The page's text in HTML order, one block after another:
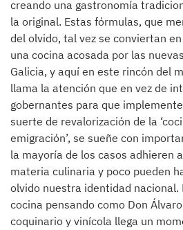
creando una gastronomía
la original. Estas fórmulas, que
del olvido, tal vez se conviertan
una cocina acosada por las
Galicia, y aquí en este rincón del
llama la atención que en vez de
gobernantes para que
suerte de revalorización de la
emigración’, se sueñe con
la mayoría de los casos adhieren
materia culinaria y poco pueden
olvido nuestra identidad nacional.
cocina pensando como Don
coquinario y vinícola llega un